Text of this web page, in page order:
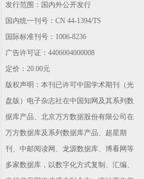
发行范围：国内外公开发行
国内统一刊号：CN 44-1394/TS
国际标准刊号：1006-8236
广告许可证：4406004000008
定价：20.00元
版权声明：本刊已许可中国学术期刊（光
盘版）电子杂志社在中国知网及其系列数
据库产品、北京万方数据股份有限公司在
万方数据库及系列数据库产品、超星期
刊、中邮阅读网、龙源数据库、博看网等
多家数据库，以数字化方式复制、汇编、